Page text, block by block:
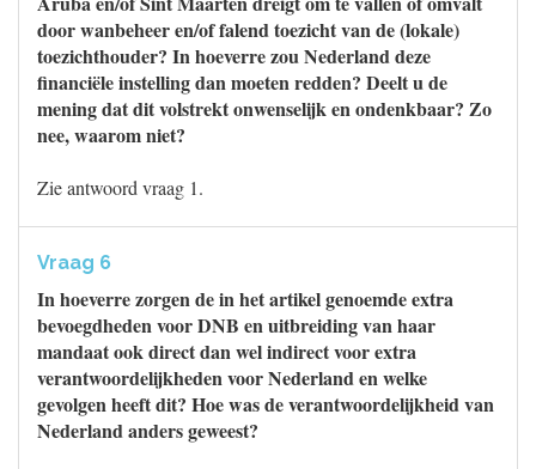
door wanbeheer en/of falend toezicht van de (lokale)
toezichthouder? In hoeverre zou Nederland deze
financiële instelling dan moeten redden? Deelt u de
mening dat dit volstrekt onwenselijk en ondenkbaar? Zo
nee, waarom niet?
Zie antwoord vraag 1.
Vraag 6
In hoeverre zorgen de in het artikel genoemde extra
bevoegdheden voor DNB en uitbreiding van haar
mandaat ook direct dan wel indirect voor extra
verantwoordelijkheden voor Nederland en welke
gevolgen heeft dit? Hoe was de verantwoordelijkheid van
Nederland anders geweest?